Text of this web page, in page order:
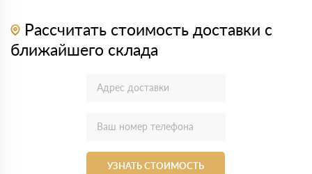
Рассчитать стоимость доставки с
ближайшего склада
УЗНАТЬ СТОИМОСТЬ